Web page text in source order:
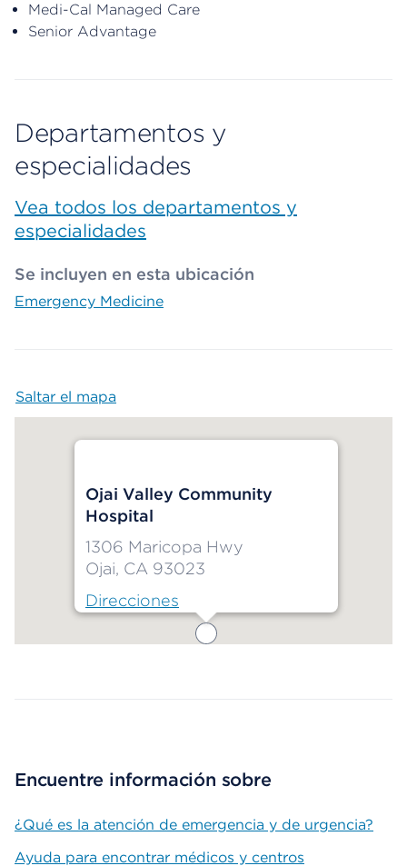
Medi-Cal Managed Care
Senior Advantage
Departamentos y
especialidades
Vea todos los departamentos y
especialidades
Se incluyen en esta ubicación
Emergency Medicine
Saltar el mapa
Ojai Valley Community
Hospital
1306 Maricopa Hwy
Ojai, CA 93023
Direcciones
Encuentre información sobre
¿Qué es la atención de emergencia y de urgencia?
Ayuda para encontrar médicos y centros